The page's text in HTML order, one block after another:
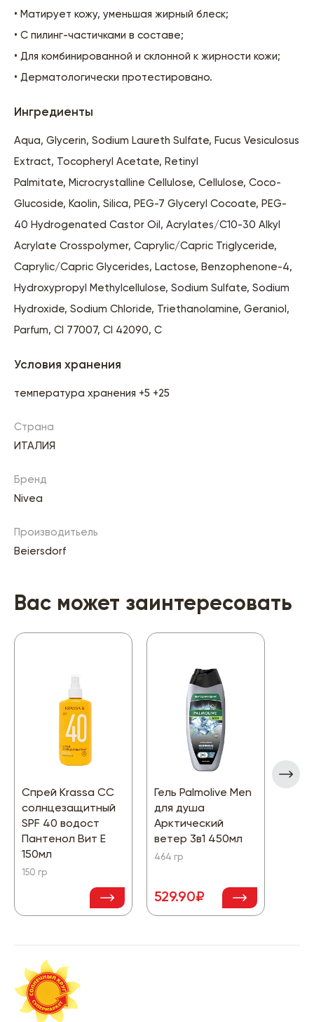
• Матирует кожу, уменьшая жирный блеск;
• С пилинг-частичками в составе;
• Для комбинированной и склонной к жирности кожи;
• Дерматологически протестировано.
Ингредиенты
Aqua, Glycerin, Sodium Laureth Sulfate, Fucus Vesiculosus
Extract, Tocopheryl Acetate, Retinyl
Palmitate, Microcrystalline Cellulose, Cellulose, Coco-
Glucoside, Kaolin, Silica, PEG-7 Glyceryl Cocoate, PEG-
40 Hydrogenated Castor Oil, Acrylates/C10-30 Alkyl
Acrylate Crosspolymer, Caprylic/Capric Triglyceride,
Caprylic/Capric Glycerides, Lactose, Benzophenone-4,
Hydroxypropyl Methylcellulose, Sodium Sulfate, Sodium
Hydroxide, Sodium Chloride, Triethanolamine, Geraniol,
Parfum, CI 77007, CI 42090, C
Условия хранения
температура хранения +5 +25
Страна
ИТАЛИЯ
Бренд
Nivea
Производитьель
Beiersdorf
Вас может заинтересовать
Спрей Krassa CC
солнцезащитный
SPF 40 водост
Пантенол Вит Е
150мл
150 гр
Гель Palmolive Men
для душа
Арктический
ветер 3в1 450мл
464 гр
529.90₽